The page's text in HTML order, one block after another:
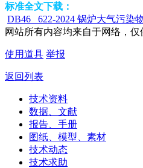
标准全文下载：
DB46_ 622-2024 锅炉大气污染
网站所有内容均来自于网络，仅
使用道具 举报
返回列表
技术资料
数据、文献
报告、手册
图纸、模型、素材
技术动态
技术求助